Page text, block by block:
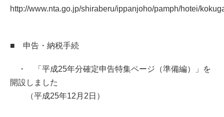
http://www.nta.go.jp/shiraberu/ippanjoho/pamph/hotei/
■ 申告・納税手続
・ 「平成25年分確定申告特集ページ（準備編）」を
開設しました
（平成25年12月2日）